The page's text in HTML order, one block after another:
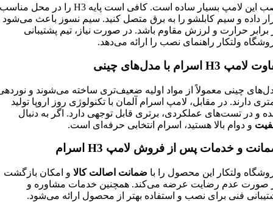
نصب این لامپ بسیار ساده است. کافی است پایه H3 را در محل مناسب
داده و سیم کابلشو را به برق متصل کنید. سیم نسوز باعث می‌شود
برابر حرارت و لرزش مقاوم باشد. در صورت نیاز، تیم پشتیبانی
ولتکار راهنمای نصب را ارائه می‌دهد.
لامپ اسرام با مدل‌های چینی
چینی معمولاً از مواد اولیه ضعیف‌تری ساخته می‌شوند و
دارند. در مقابل، لامپ اسرام آلمان با تکنولوژی روز اروپا تولید
و در تست‌های عملکردی، برتری قابل توجهی دارد. اگر به دنبال
و دوام بالا هستید، اسرام انتخابی حرفه‌ای است.
و خدمات پس از فروش لامپ اسرام
ولتکار این محصول را با ضمانت اصالت کالا و امکان بازگشت
صورت عدم رضایت عرضه می‌کند. همچنین خدمات مشاوره و
فنی برای نصب و استفاده بهتر از محصول ارائه می‌شود.